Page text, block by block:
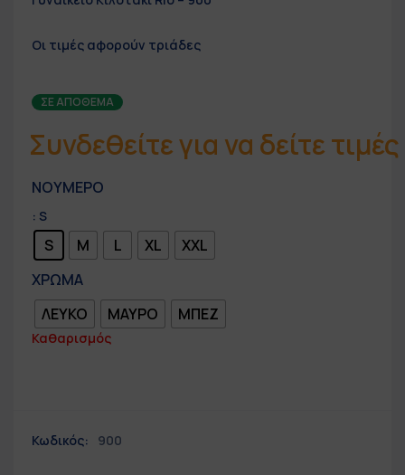
Οι τιμές αφορούν τριάδες
ΣΕ ΑΠΌΘΕΜΑ
Συνδεθείτε για να δείτε τιμές
ΝΟΥΜΕΡΟ
: S
S M L XL
XXL
ΧΡΩΜΑ
ΛΕΥΚΟ
ΜΑΥΡΟ ΜΠΕΖ
Καθαρισμός
Κωδικός: 900